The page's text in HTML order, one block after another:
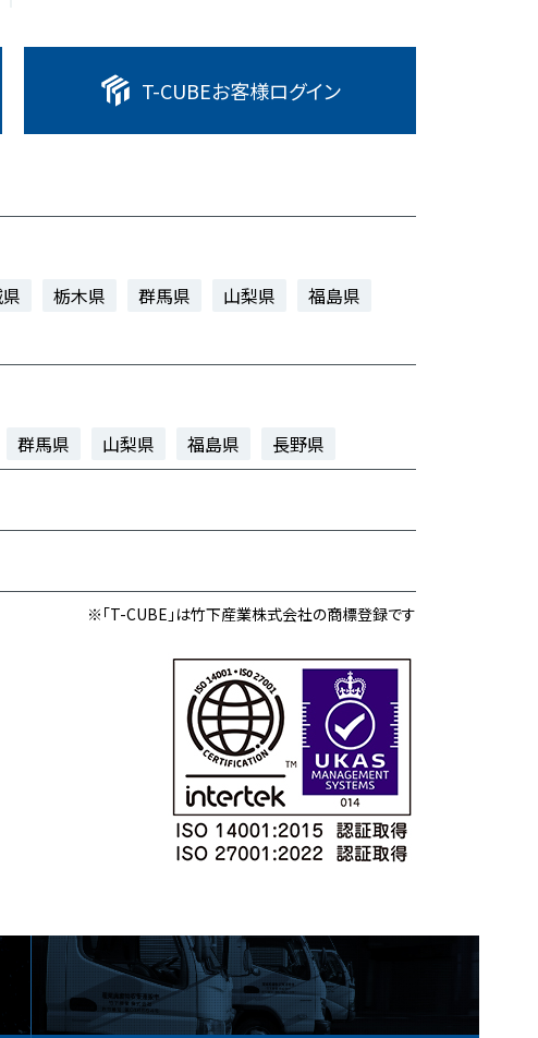
T-CUBEお客様ログイン
栃木県 群馬県 山梨県
福島県
群馬県 山梨県 福島県 長野県
※「T-CUBE」は竹下産業株式会社の商標登録です